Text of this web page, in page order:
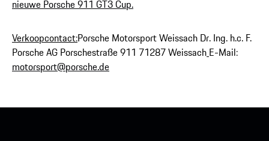
nieuwe Porsche 911 GT3 Cup.
Verkoopcontact:Porsche Motorsport Weissach Dr. Ing. h.c. F.
Porsche AG Porschestraße 911 71287 Weissach E-Mail:
motorsport@porsche.de